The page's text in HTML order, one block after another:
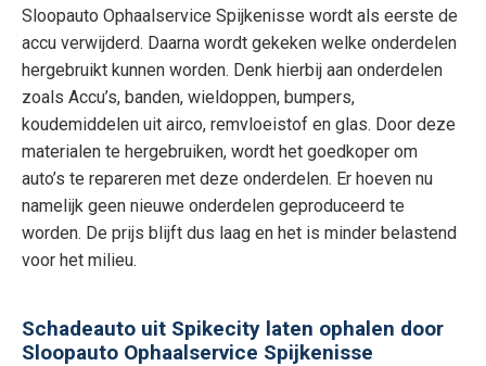
Sloopauto Ophaalservice Spijkenisse wordt als eerste de
accu verwijderd. Daarna wordt gekeken welke onderdelen
hergebruikt kunnen worden. Denk hierbij aan onderdelen
zoals Accu’s, banden, wieldoppen, bumpers,
koudemiddelen uit airco, remvloeistof en glas. Door deze
materialen te hergebruiken, wordt het goedkoper om
auto’s te repareren met deze onderdelen. Er hoeven nu
namelijk geen nieuwe onderdelen geproduceerd te
worden. De prijs blijft dus laag en het is minder belastend
voor het milieu.
Schadeauto uit Spikecity laten ophalen door
Sloopauto Ophaalservice Spijkenisse